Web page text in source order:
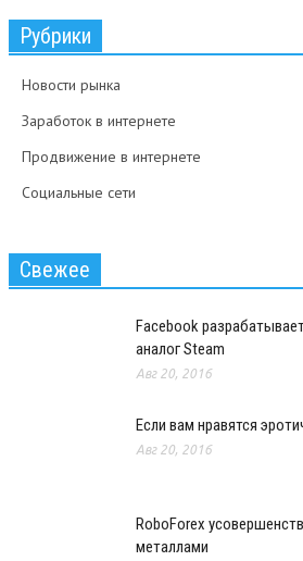
Рубрики
Новости рынка
Заработок в интернете
Продвижение в интернете
Социальные сети
Свежее
Facebook
аналог Steam
Авг 20, 2016
Если вам нравятся
Авг 20, 2016
RoboForex
металлами